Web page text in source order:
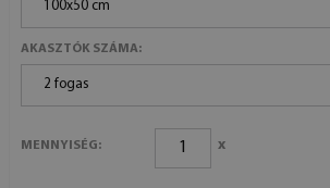
100x50 cm
AKASZTÓK SZÁMA:
2 fogas
MENNYISÉG: x